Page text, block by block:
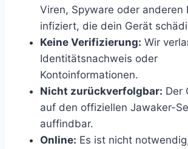
Viren, Spyware oder anderen
infiziert, die dein Gerät
Keine Verifizierung: Wir
Identitätsnachweis oder
Kontoinformationen.
Nicht zurückverfolgbar: Der
auf den offiziellen Jawaker-
auffindbar.
Online: Es ist nicht